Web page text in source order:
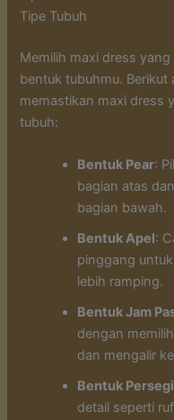
Tipe Tubuh
Memilih maxi dress
bentuk tubuhmu.
memastikan maxi dress
tubuh:
Bentuk Pear:
bagian atas
bagian bawah.
Bentuk Apel:
pinggang
lebih ramping.
Bentuk Jam
dengan
dan mengalir
Bentuk
detail seperti